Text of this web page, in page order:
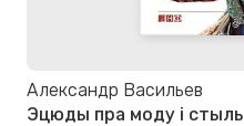
Александр Васильев
Эцюды пра моду і стыль